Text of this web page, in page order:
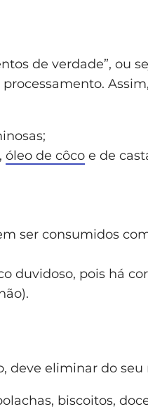
de verdade”, ou
óleo de côco e de
ser consumidos
duvidoso, pois há
deve eliminar do
biscoitos,